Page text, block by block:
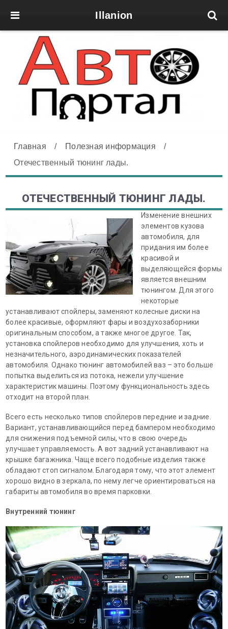
Illanion
Главная / Полезная информация
/
Отечественный тюнинг лады.
ОТЕЧЕСТВЕННЫЙ ТЮНИНГ ЛАДЫ.
Изменение внешних
элементов кузова
автомобиля, для
придания им более
красивой и
выделяющейся формы
является внешним
тюнингом. Для этого
некоторые
устанавливают спойлеры, заменяют колесные диски на
более красивые, оформляют фары и воздухозаборники
оригинальным способом, а также многое другое. Так,
установка спойлеров необходимо для улучшения, хоть и
незначительного, аэродинамических показателей
автомобиля. Однако тюнинг автомобилей ваз – это больше
попытка выделиться из потока, нежели улучшение
характеристик машины. Поэтому функциональность здесь
отходит на второй план.
Всего есть несколько типов спойлеров передние и задние.
Вариант, устанавливающийся перед бампером необходимо
для снижения подъемной силы, что в свою очередь
улучшает управляемость. А вот задний устанавливают на
крышке багажника. Чаще всего подобные изделия также
обладают стоп сигналом. Благодаря тому, что этот элемент
хорошо видно в зеркала, по нему легче ориентироваться на
габариты автомобиля во время парковки.
Внутренний тюнинг